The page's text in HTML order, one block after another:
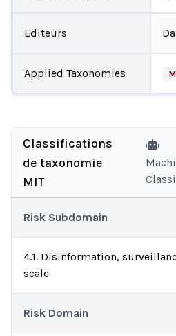
Editeurs
Applied Taxonomies
Classifications
de taxonomie
MIT
Risk Subdomain
4.1. Disinformation,
scale
Risk Domain